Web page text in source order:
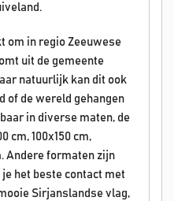
om in regio Zeeuwese
uit de gemeente
natuurlijk kan dit ook
of de wereld gehangen
in diverse maten, de
cm, 100x150 cm,
Andere formaten zijn
het beste contact met
Sirjanslandse vlag,